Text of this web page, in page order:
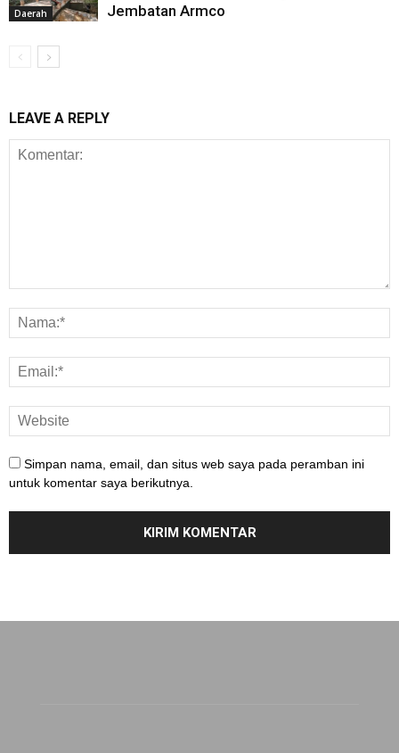
Daerah
Jembatan Armco
LEAVE A REPLY
Simpan nama, email, dan situs web saya pada peramban ini
untuk komentar saya berikutnya.